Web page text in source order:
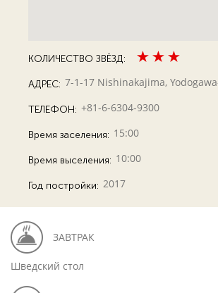
КОЛИЧЕСТВО ЗВЁЗД:
АДРЕС: 7-1-17 Nishinakajima,
ТЕЛЕФОН: +81-6-6304-9300
Время заселения: 15:00
Время выселения: 10:00
Год постройки: 2017
ЗАВТРАК
Шведский стол